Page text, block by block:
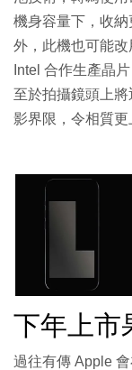
機身容量下，收
外，此機也可能
Intel 合作生產晶
至於拍攝鏡頭上
影界限，令相質更
下年上市
過往有傳 Apple